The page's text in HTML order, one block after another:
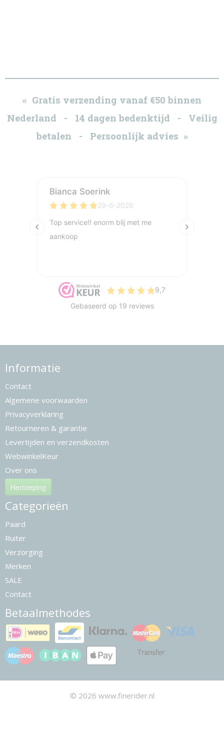
« Gratis verzending vanaf €50 binnen
Nederland - 14 dagen bedenktijd - Veilig
betalen - Persoonlijk advies »
Informatie
Contact
Algemene voorwaarden
Privacyverklaring
Retourneren & garantie
Levertijden en verzendkosten
WebwinkelKeur
Over ons
Herroeping
Categorieën
Paard
Ruiter
Verzorging
Merken
SALE
Contact
Betaalmethodes
© 2026 www.finerider.nl